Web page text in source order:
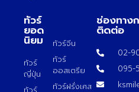
ทัวร์
ยอด
นิยม
ทัวร์
ญี่ปุ่น
ทัวร์จีน
ทัวร์
ออสเตรีย
ทัวร์ฝรั่งเศส
ช่องทาง
ติดต่อ
02-
095-